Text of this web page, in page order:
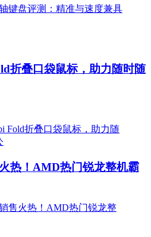
折叠口袋鼠标，助力随时随
热！AMD热门锐龙整机霸